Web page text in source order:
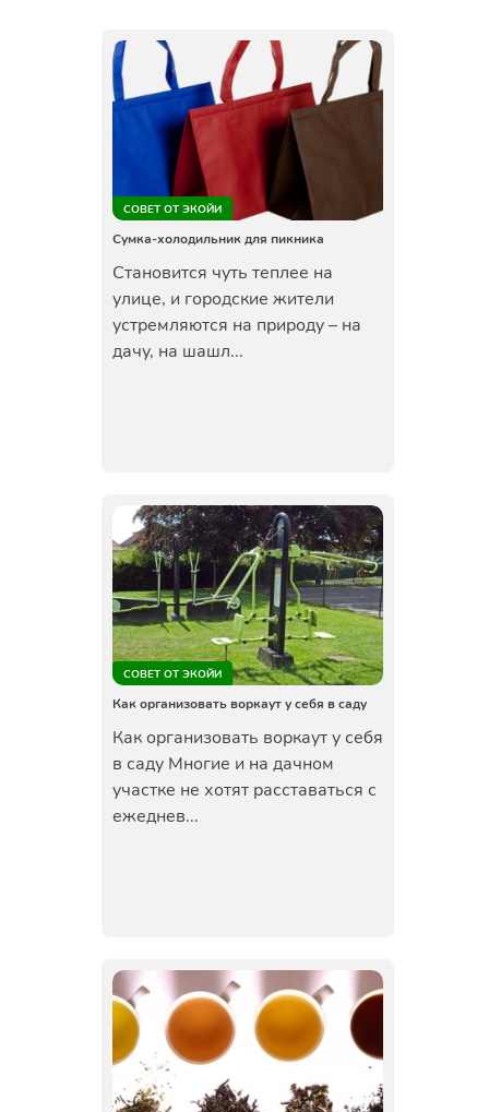
СОВЕТ ОТ ЭКОЙИ
Сумка-холодильник для пикника
Становится чуть теплее на
улице, и городские жители
устремляются на природу – на
дачу, на шашл...
СОВЕТ ОТ ЭКОЙИ
Как организовать воркаут у себя в саду
Как организовать воркаут у себя
в саду Многие и на дачном
участке не хотят расставаться с
ежеднев...